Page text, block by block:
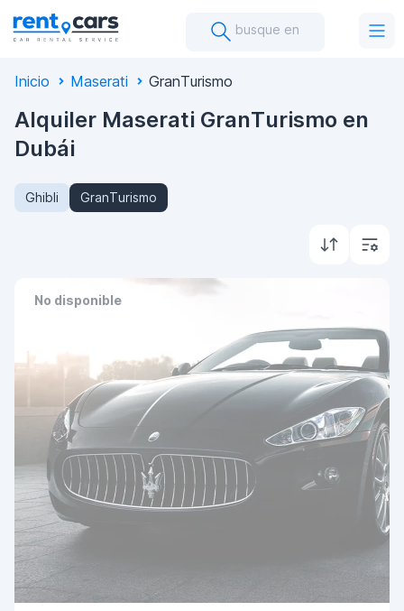
busque en
Inicio Maserati GranTurismo
Alquiler Maserati GranTurismo en
Dubái
Ghibli GranTurismo
No disponible